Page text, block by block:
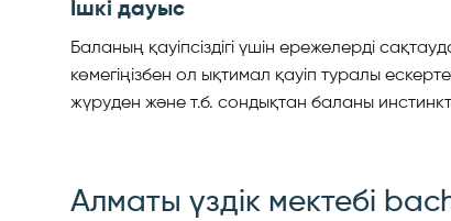
Ішкі дауыс
Баланың қауіпсіздігі үшін ережелерді
көмегіңізбен ол ықтимал қауіп туралы
жүруден және т.б. сондықтан баланы
Алматы үздік мектебі